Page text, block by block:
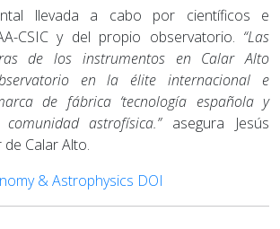
llevada a cabo por científicos e
CSIC y del propio observatorio. “Las
de los instrumentos en Calar Alto
en la élite internacional e
de fábrica ‘tecnología española y
astrofísica.” asegura Jesús
Calar Alto.
& Astrophysics DOI